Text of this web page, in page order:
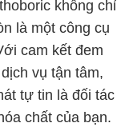
không chỉ
là một công cụ
cam kết đem
vụ tận tâm,
tự tin là đối tác
chất của bạn.